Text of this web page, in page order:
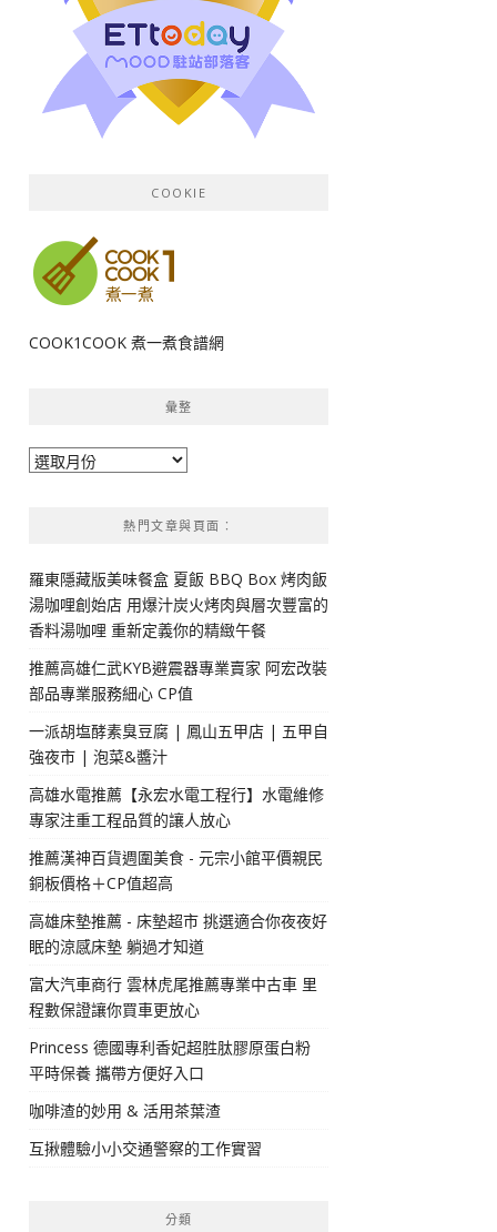
COOKIE
COOK1COOK 煮一煮食譜網
彙整
彙
熱門文章與頁面︰
羅東隱藏版美味餐盒 夏飯 BBQ Box 烤肉飯
湯咖哩創始店 用爆汁炭火烤肉與層次豐富的
香料湯咖哩 重新定義你的精緻午餐
推薦高雄仁武KYB避震器專業賣家 阿宏改裝
部品專業服務細心 CP值
一派胡塩酵素臭豆腐 | 鳳山五甲店 | 五甲自
強夜市 | 泡菜&醬汁
高雄水電推薦【永宏水電工程行】水電維修
專家注重工程品質的讓人放心
推薦漢神百貨週圍美食 - 元宗小館平價親民
銅板價格＋CP值超高
高雄床墊推薦 - 床墊超市 挑選適合你夜夜好
眠的涼感床墊 躺過才知道
富大汽車商行 雲林虎尾推薦專業中古車 里
程數保證讓你買車更放心
Princess 德國專利香妃超胜肽膠原蛋白粉
平時保養 攜帶方便好入口
咖啡渣的妙用 & 活用茶葉渣
互揪體驗小小交通警察的工作實習
分類